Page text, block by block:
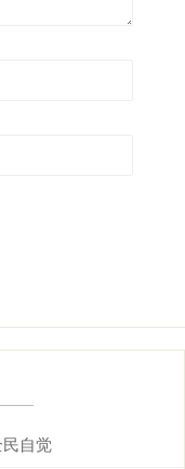
自觉